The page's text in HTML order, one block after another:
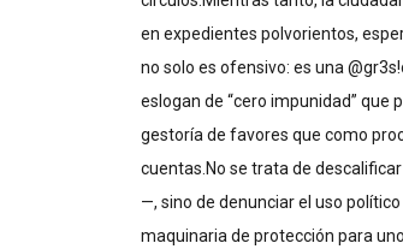
en expedientes polvorientos,
no solo es ofensivo: es una
eslogan de “cero impunidad”
gestoría de favores que como
cuentas.No se trata de
—, sino de denunciar el uso
maquinaria de protección para